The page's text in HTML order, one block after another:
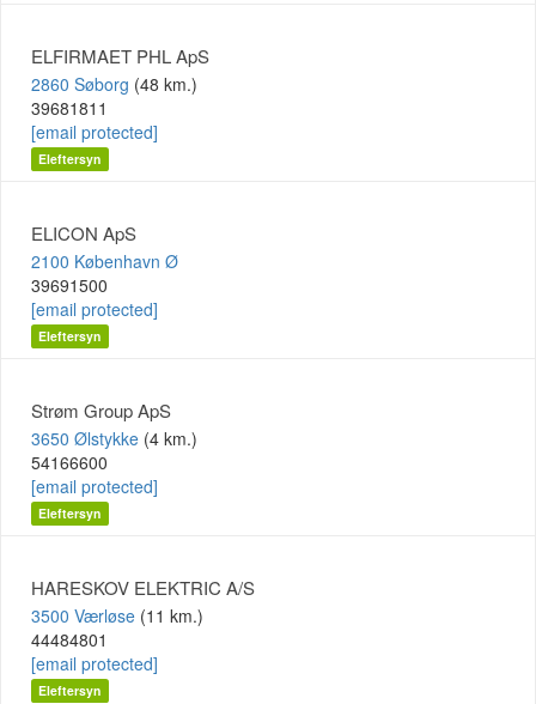
ELFIRMAET PHL ApS
2860 Søborg (48 km.)
39681811
[email protected]
Eleftersyn
ELICON ApS
2100 København Ø
39691500
[email protected]
Eleftersyn
Strøm Group ApS
3650 Ølstykke (4 km.)
54166600
[email protected]
Eleftersyn
HARESKOV ELEKTRIC A/S
3500 Værløse (11 km.)
44484801
[email protected]
Eleftersyn